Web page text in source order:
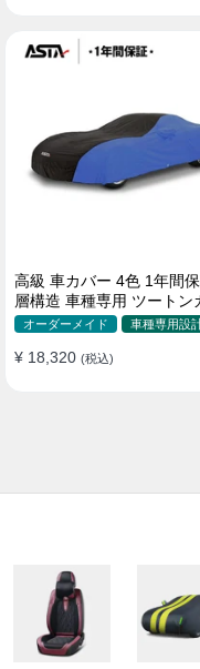
高級 車カバー 4色 1年間
層構造 車種専用 ツートン
ー オーダーメイド 防水 耐
オーダーメイド 車種専用設
¥ 18,320 (税込)